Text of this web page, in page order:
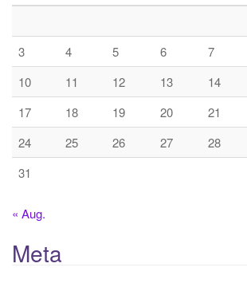
3
4 5 6 7
10
11 12 13 14
17
18 19 20 21
24
25 26 27 28
31
« Aug.
Meta